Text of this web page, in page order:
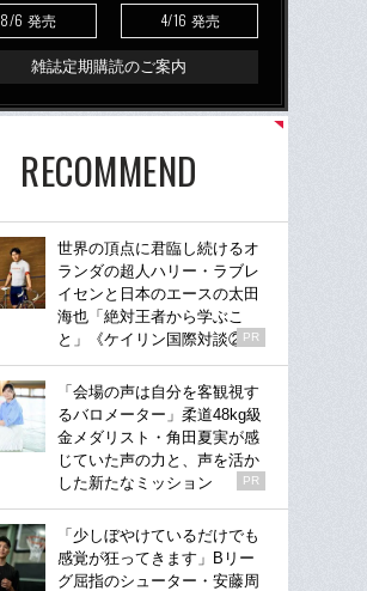
8/6 発売 4/16 発売
雑誌定期購読のご案内
RECOMMEND
世界の頂点に君臨し続けるオ
ランダの超人ハリー・ラブレ
イセンと日本のエースの太田
海也「絶対王者から学ぶこ
と」《ケイリン国際対談②》
PR
「会場の声は自分を客観視す
るバロメーター」柔道48kg級
金メダリスト・角田夏実が感
じていた声の力と、声を活か
した新たなミッション
PR
「少しぼやけているだけでも
感覚が狂ってきます」Bリー
グ屈指のシューター・安藤周